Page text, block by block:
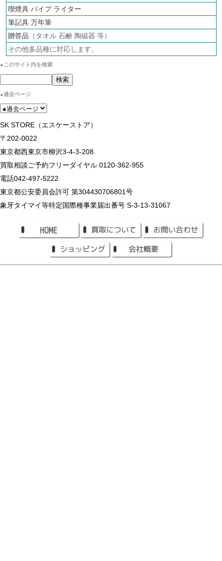
喫煙具 パイプ ライター
筆記具 万年筆
贈答品 （タオル 石鹸 陶磁器 等）
その他多品種に対応します。
●このサイト内を検索
●過去ページ
SK STORE（エスケーストア）
〒202-0022
東京都西東京市柳沢3-4-3-208
買取相談ご予約フリーダイヤル 0120-362-955
電話042-497-5222
東京都公安委員会許可 第304430706801号
象牙タイマイ等特定国際種事業届出番号 S-3-13-31067